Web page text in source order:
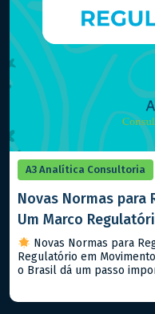
A3 Analítica Consultoria
Novas Normas para
Um Marco
Novas Normas para
Regulatório em Movimento
o Brasil dá um passo